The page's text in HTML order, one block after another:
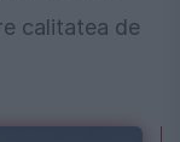
calitatea de